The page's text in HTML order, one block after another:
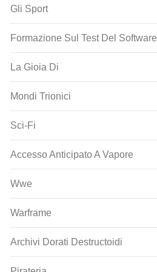
Gli Sport
Formazione Sul Test Del Software
La Gioia Di
Mondi Trionici
Sci-Fi
Accesso Anticipato A Vapore
Wwe
Warframe
Archivi Dorati Destructoidi